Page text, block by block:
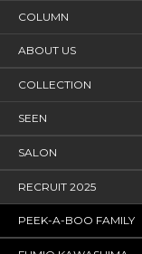
COLUMN
ABOUT US
COLLECTION
SEEN
SALON
RECRUIT 2025
PEEK-A-BOO FAMILY